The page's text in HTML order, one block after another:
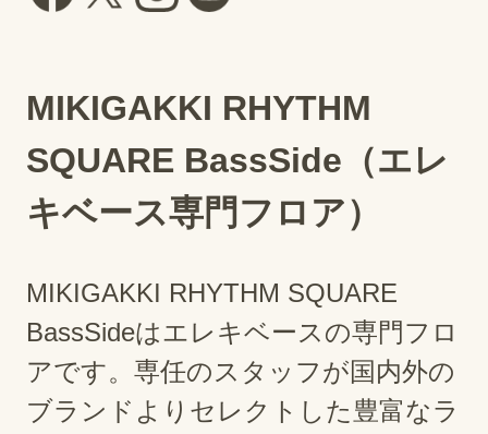
MIKIGAKKI RHYTHM
SQUARE BassSide（エレ
キベース専門フロア）
MIKIGAKKI RHYTHM SQUARE
BassSideはエレキベースの専門フロ
アです。専任のスタッフが国内外の
ブランドよりセレクトした豊富なラ